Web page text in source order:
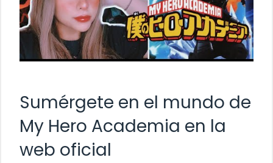
Sumérgete en el mundo de
My Hero Academia en la
web oficial